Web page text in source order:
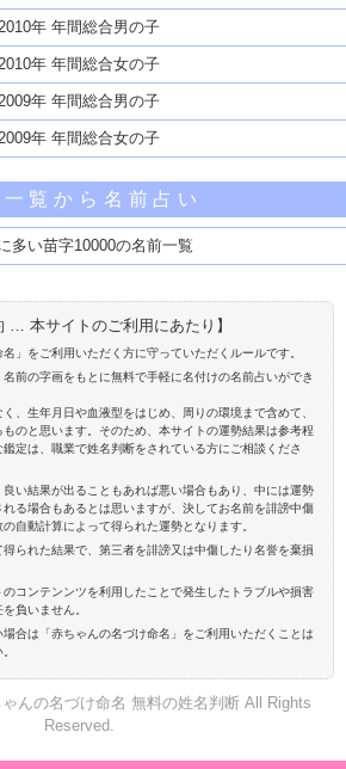
2010年 年間総合男の子
2010年 年間総合女の子
2009年 年間総合男の子
2009年 年間総合女の子
覧から名前占い
多い苗字10000の名前一覧
… 本サイトのご利用にあたり】
」をご利用いただく方に守っていただくルールです。
名前の字画をもとに無料で手軽に名付けの名前占いができ
、生年月日や血液型をはじめ、周りの環境まで含めて、
のと思います。そのため、本サイトの運勢結果は参考程
定は、職業で姓名判断をされている方にご相談くださ
い結果が出ることもあれば悪い場合もあり、中には運勢
る場合もあるとは思いますが、決してお名前を誹謗中傷
自動計算によって得られた運勢となります。
られた結果で、第三者を誹謗又は中傷したり名誉を棄損
コンテンンツを利用したことで発生したトラブルや損害
負いません。
合は「赤ちゃんの名づけ命名」をご利用いただくことは
んの名づけ命名 無料の姓名判断 All Rights
Reserved.